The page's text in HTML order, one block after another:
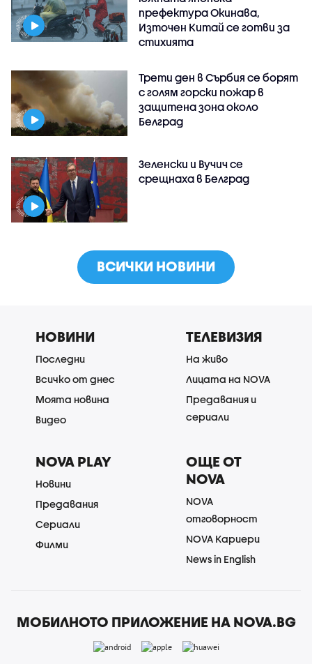
префектура Окинава,
Източен Китай се готви за
стихията
Трети ден в Сърбия се борят
с голям горски пожар в
защитена зона около
Белград
Зеленски и Вучич се
срещнаха в Белград
ВСИЧКИ НОВИНИ
НОВИНИ
Последни
Всичко от днес
Моята новина
Видео
ТЕЛЕВИЗИЯ
На живо
Лицата на NOVA
Предавания и
сериали
NOVA PLAY
Новини
Предавания
Сериали
Филми
ОЩЕ ОТ
NOVA
NOVA
отговорност
NOVA Кариери
News in English
МОБИЛНОТО ПРИЛОЖЕНИЕ НА NOVA.BG